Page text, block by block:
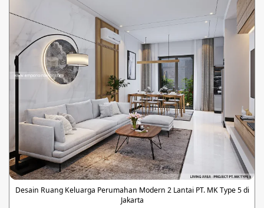
Desain Ruang Keluarga Perumahan Modern 2 Lantai PT. MK Type 5 di
Jakarta